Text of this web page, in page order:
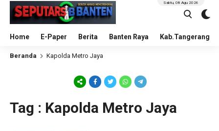
Home E-Paper Berita Banten Raya Kab.Tangerang
Sabtu, 08 Agu 2026
Beranda Kapolda Metro Jaya
Tag : Kapolda Metro Jaya